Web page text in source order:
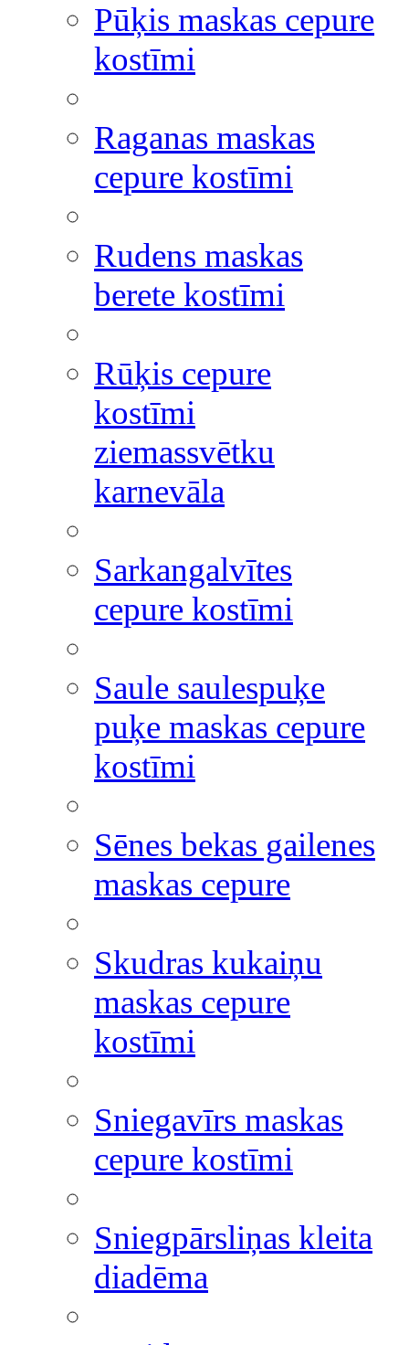
Pūķis maskas cepure
kostīmi
Raganas maskas
cepure kostīmi
Rudens maskas
berete kostīmi
Rūķis cepure
kostīmi
ziemassvētku
karnevāla
Sarkangalvītes
cepure kostīmi
Saule saulespuķe
puķe maskas cepure
kostīmi
Sēnes bekas gailenes
maskas cepure
Skudras kukaiņu
maskas cepure
kostīmi
Sniegavīrs maskas
cepure kostīmi
Sniegpārsliņas kleita
diadēma